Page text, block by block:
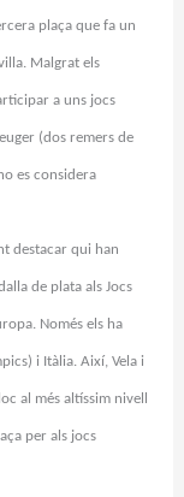
plaça que fa un
Malgrat els
a uns jocs
(dos remers de
es considera
destacar qui han
de plata als Jocs
Només els ha
i Itàlia. Així, Vela i
al més altíssim nivell
per als jocs